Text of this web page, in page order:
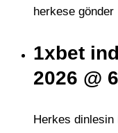
herkese gönder
1xbet
2026 @
Herkes dinlesin